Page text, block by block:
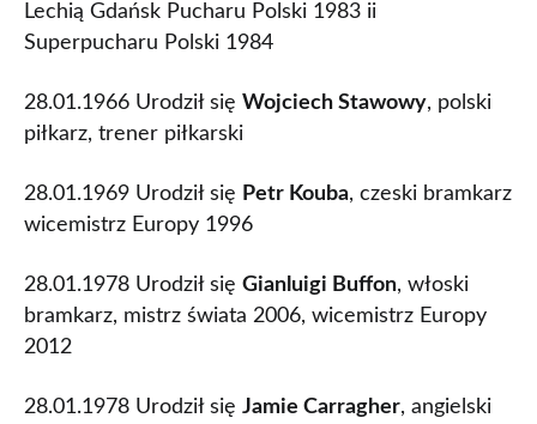
Lechią Gdańsk Pucharu Polski 1983 ii
Superpucharu Polski 1984
28.01.1966 Urodził się Wojciech Stawowy, polski
piłkarz, trener piłkarski
28.01.1969 Urodził się Petr Kouba, czeski bramkarz
wicemistrz Europy 1996
28.01.1978 Urodził się Gianluigi Buffon, włoski
bramkarz, mistrz świata 2006, wicemistrz Europy
2012
28.01.1978 Urodził się Jamie Carragher, angielski